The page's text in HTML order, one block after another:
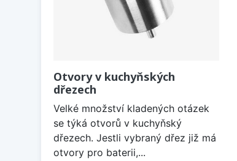
Otvory v kuchyňských
dřezech
Velké množství kladených otázek
se týká otvorů v kuchyňský
dřezech. Jestli vybraný dřez již má
otvory pro baterii,...